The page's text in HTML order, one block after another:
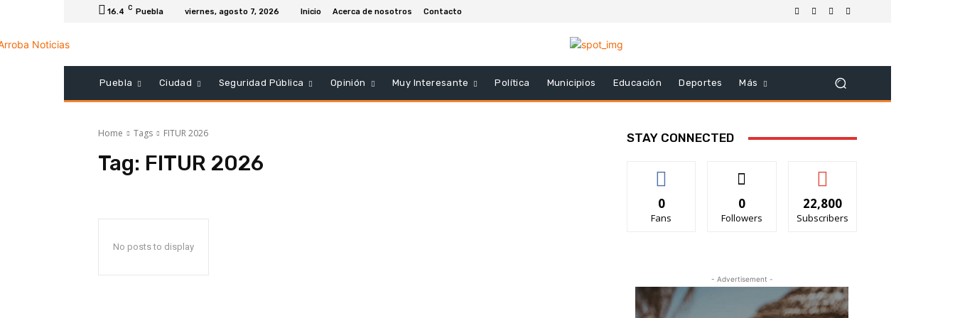
16.4 C Puebla viernes, agosto 7, 2026 Inicio Acerca de nosotros Contacto
Puebla Ciudad Seguridad Pública Opinión Muy Interesante Política Municipios Educación Deportes Más
Home Tags FITUR 2026
Tag: FITUR 2026
No posts to display
STAY CONNECTED
0
Fans
0
Followers
22,800
Subscribers
- Advertisement -